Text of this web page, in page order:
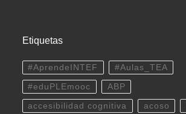
Etiquetas
#AprendeINTEF #Aulas_TEA
#eduPLEmooc ABP
accesibilidad cognitiva acoso